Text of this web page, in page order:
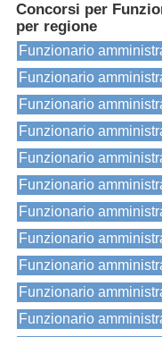
Concorsi per
per regione
Funzionario
Funzionario
Funzionario
Funzionario
Funzionario
Funzionario
Funzionario
Funzionario
Funzionario
Funzionario
Funzionario